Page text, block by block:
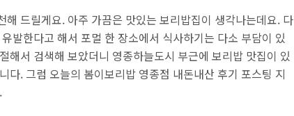
해 드릴게요. 아주 가끔은 맛있는 보리밥집이 생각나는데요. 다
발한다고 해서 포멀 한 장소에서 식사하기는 다소 부담이 있
해서 검색해 보았더니 영종하늘도시 부근에 보리밥 맛집이 있
다. 그럼 오늘의 봄이보리밥 영종점 내돈내산 후기 포스팅 지